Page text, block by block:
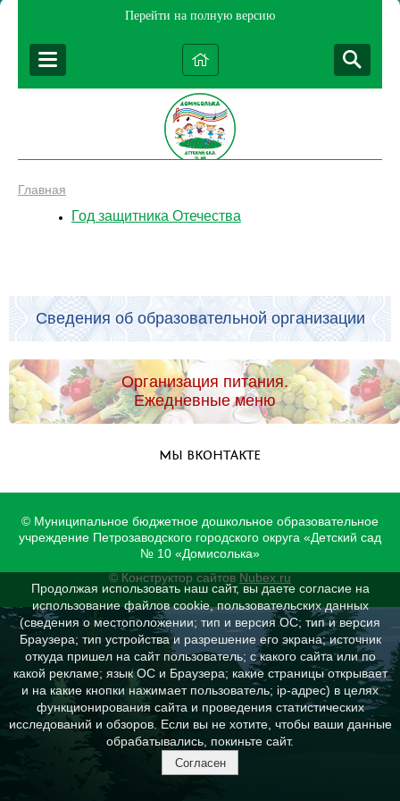
Перейти на полную версию
Главная
Год защитника Отечества
Сведения об образовательной организации
Организация питания.
Ежедневные меню
МЫ ВКОНТАКТЕ
© Муниципальное бюджетное дошкольное образовательное
учреждение Петрозаводского городского округа «Детский сад
№ 10 «Домисолька»
© Конструктор сайтов Nubex.ru
Продолжая использовать наш сайт, вы даете согласие на
использование файлов cookie, пользовательских данных
(сведения о местоположении; тип и версия ОС; тип и версия
Браузера; тип устройства и разрешение его экрана; источник
откуда пришел на сайт пользователь; с какого сайта или по
какой рекламе; язык ОС и Браузера; какие страницы открывает
и на какие кнопки нажимает пользователь; ip-адрес) в целях
функционирования сайта и проведения статистических
исследований и обзоров. Если вы не хотите, чтобы ваши данные
обрабатывались, покиньте сайт.
Согласен